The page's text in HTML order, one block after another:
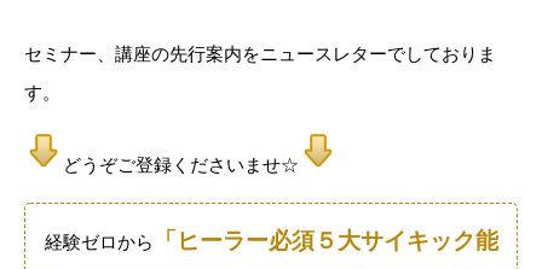
セミナー、講座の先行案内をニュースレターでしておりま
す。
どうぞご登録くださいませ☆
経験ゼロから
「ヒーラー必須５大サイキック能